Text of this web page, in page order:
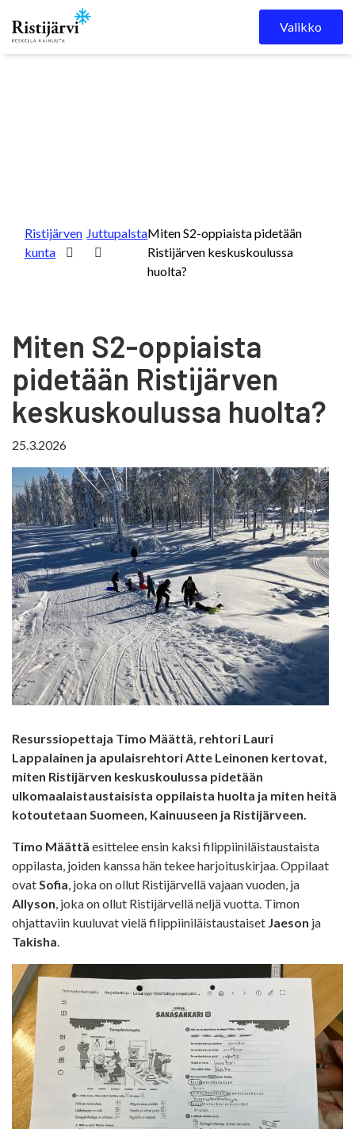
Skip to content
Valikko
Ristijärven
kunta
JuttupalstaMiten S2-oppiaista pidetään
Ristijärven keskuskoulussa
huolta?
Miten S2-oppiaista
pidetään Ristijärven
keskuskoulussa huolta?
25.3.2026
Resurssiopettaja Timo Määttä, rehtori Lauri
Lappalainen ja apulaisrehtori Atte Leinonen kertovat,
miten Ristijärven keskuskoulussa pidetään
ulkomaalaistaustaisista oppilaista huolta ja miten heitä
kotoutetaan Suomeen, Kainuuseen ja Ristijärveen.
Timo Määttä esittelee ensin kaksi filippiiniläistaustaista
oppilasta, joiden kanssa hän tekee harjoituskirjaa. Oppilaat
ovatSofia, joka on ollut Ristijärvellä vajaan vuoden, ja
Allyson, joka on ollut Ristijärvellä neljä vuotta. Timon
ohjattaviin kuuluvat vielä filippiiniläistaustaiset Jaeson ja
Takisha.